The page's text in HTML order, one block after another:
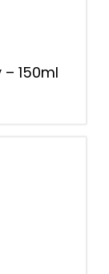
– 150ml